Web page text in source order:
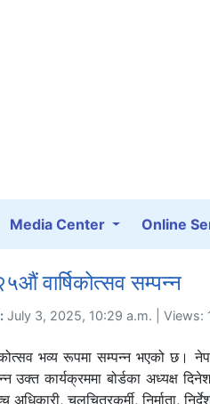
Media Center Online
वार्षिकोत्सव सम्पन्न
July 3, 2025, 10:29 a.m. | Views:
भव्य रूपमा सम्पन्न भएको छ।
कार्यक्रममा बोर्डका अध्यक्ष
अधिकारी, चलचित्रकर्मी, निर्माता,